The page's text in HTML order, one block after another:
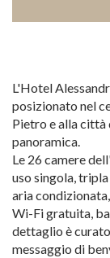
L'Hotel
posizionato nel
Pietro e alla città
panoramica.
Le 26 camere
uso singola,
aria
Wi-Fi gratuita,
dettaglio è
messaggio di